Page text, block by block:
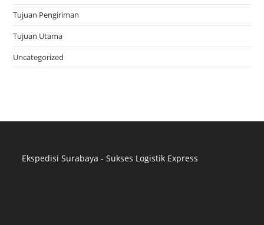
Tujuan Pengiriman
Tujuan Utama
Uncategorized
Ekspedisi Surabaya - Sukses Logistik Express